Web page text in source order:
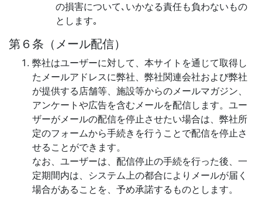
の損害について､いかなる責任も負わないもの
とします｡
第６条（メール配信）
弊社はユーザーに対して、本サイトを通じて取得し
たメールアドレスに弊社、弊社関連会社および弊社
が提供する店舗等、施設等からのメールマガジン、
アンケートや広告を含むメールを配信します。ユー
ザーがメールの配信を停止させたい場合は、弊社所
定のフォームから手続きを行うことで配信を停止さ
せることができます。
なお、ユーザーは、配信停止の手続を行った後、一
定期間内は、システム上の都合によりメールが届く
場合があることを、予め承諾するものとします。